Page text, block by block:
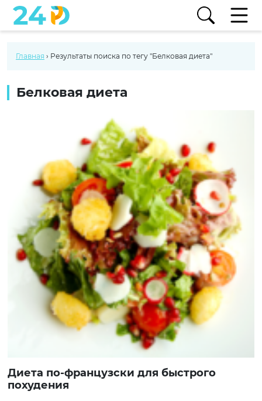
Главная › Результаты поиска по тегу "Белковая диета"
Белковая диета
Диета по-французски для быстрого
похудения